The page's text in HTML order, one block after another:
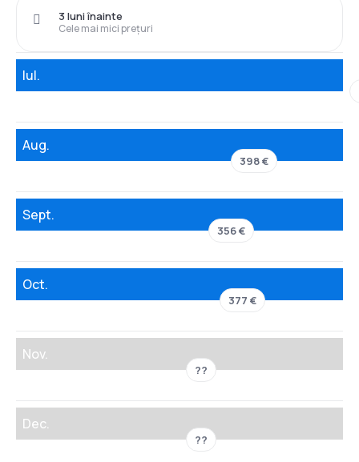
Cele mai mici prețuri
3 luni înainte
Iul.
Aug.
398 €
Sept.
356 €
Oct.
377 €
Nov.
??
Dec.
??